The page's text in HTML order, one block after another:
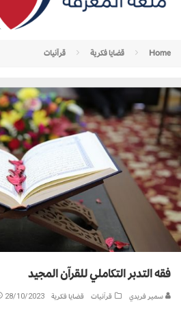
Home قضايا فكرية قرآنيات
فقه التدبر التكاملي للقرآن المجيد
سمير فريدي قرآنيات قضايا فكرية 28/10/2023